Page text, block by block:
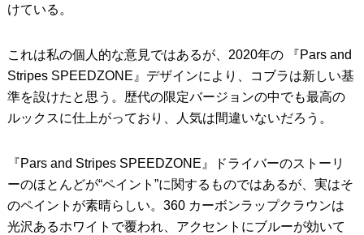
けている。
これは私の個人的な意見ではあるが、2020年の 『Pars and
Stripes SPEEDZONE』デザインにより、コブラは新しい基
準を設けたと思う。歴代の限定バージョンの中でも最高の
ルックスに仕上がっており、人気は間違いないだろう。
『Pars and Stripes SPEEDZONE』ドライバーのストーリ
ーのほとんどが“ペイント”に関するものではあるが、実はそ
のペイントが素晴らしい。360 カーボンラップクラウンは
光沢あるホワイトで覆われ、アクセントにブルーが効いて